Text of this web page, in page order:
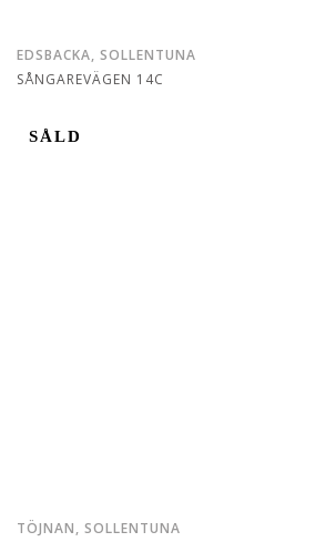
EDSBACKA, SOLLENTUNA
SÅNGAREVÄGEN 14C
SÅLD
TÖJNAN, SOLLENTUNA